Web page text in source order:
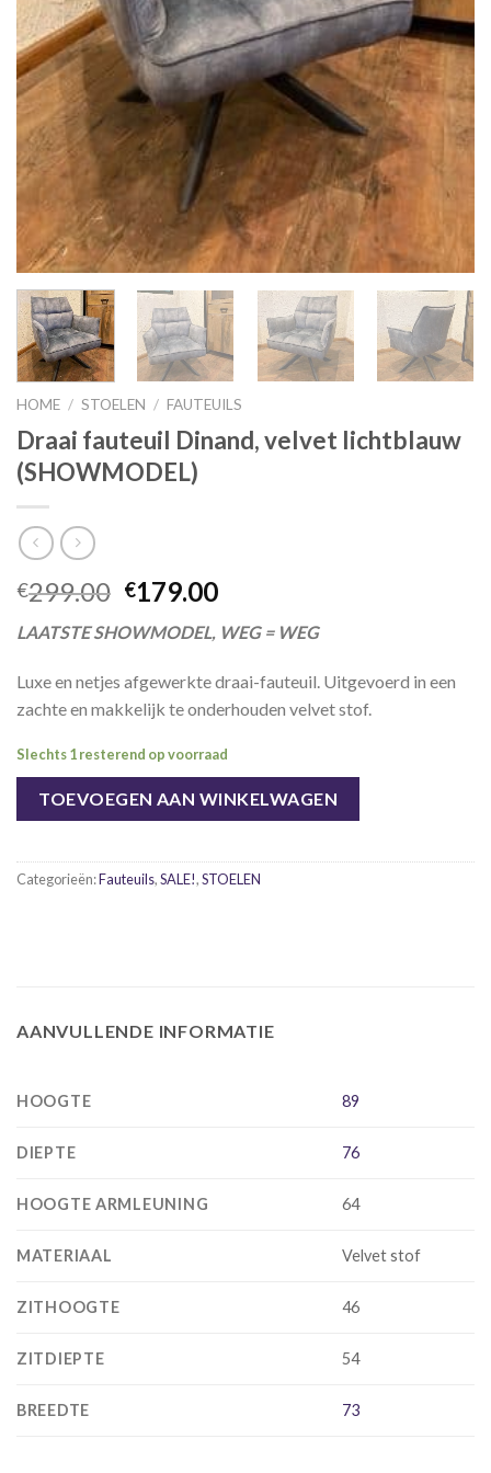
HOME / STOELEN / FAUTEUILS
Draai fauteuil Dinand, velvet lichtblauw
(SHOWMODEL)
€299.00 Oorspronkelijke
was:
€299.00.
€179.00Huidige
is:
€179.00.
LAATSTE SHOWMODEL, WEG = WEG
Luxe en netjes afgewerkte draai-fauteuil. Uitgevoerd in een
zachte en makkelijk te onderhouden velvet stof.
Slechts 1 resterend op voorraad
TOEVOEGEN AAN WINKELWAGEN
Categorieën:Fauteuils,SALE!,STOELEN
AANVULLENDE INFORMATIE
HOOGTE 89
DIEPTE 76
HOOGTE ARMLEUNING 64
MATERIAAL Velvet stof
ZITHOOGTE 46
ZITDIEPTE 54
BREEDTE 73